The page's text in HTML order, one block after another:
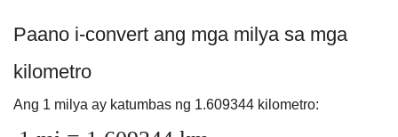
Paano i-convert ang mga milya sa mga
kilometro
Ang 1 milya ay katumbas ng 1.609344 kilometro: